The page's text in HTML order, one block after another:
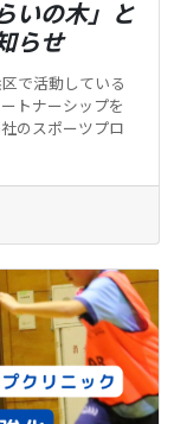
いの木」と
らせ
で活動している
トナーシップを
のスポーツプロ